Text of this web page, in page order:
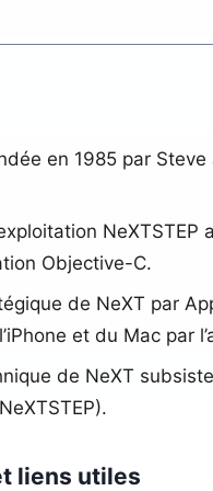
en 1985 par
Objective-C.
de NeXT par
et du Mac par
de NeXT
liens utiles